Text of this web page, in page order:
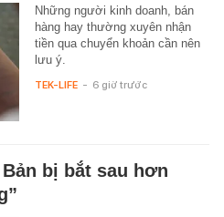
Những người kinh doanh, bán
hàng hay thường xuyên nhận
tiền qua chuyển khoản cần nên
lưu ý.
TEK-LIFE - 6 giờ trước
bị bắt sau hơn